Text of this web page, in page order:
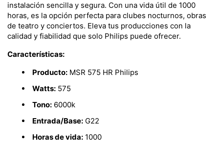
instalación sencilla y segura. Con una vida útil de 1000
horas, es la opción perfecta para clubes nocturnos, obras
de teatro y conciertos. Eleva tus producciones con la
calidad y fiabilidad que solo Philips puede ofrecer.
Características:
Producto: MSR 575 HR Philips
Watts: 575
Tono: 6000k
Entrada/Base: G22
Horas de vida: 1000